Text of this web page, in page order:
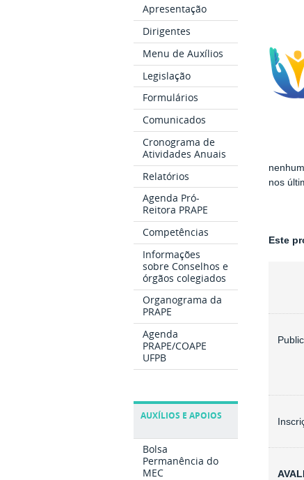
Apresentação
Dirigentes
Menu de Auxílios
Legislação
Formulários
Comunicados
Cronograma de
Atividades Anuais
Relatórios
Agenda Pró-
Reitora PRAPE
Competências
Informações
sobre Conselhos e
órgãos colegiados
Organograma da
PRAPE
Agenda
PRAPE/COAPE
UFPB
AUXÍLIOS E APOIOS
Bolsa
Permanência do
MEC
nos
Este